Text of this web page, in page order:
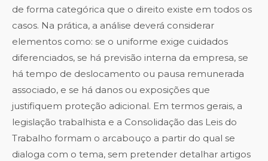
de forma categórica que o direito existe em todos os
casos. Na prática, a análise deverá considerar
elementos como: se o uniforme exige cuidados
diferenciados, se há previsão interna da empresa, se
há tempo de deslocamento ou pausa remunerada
associado, e se há danos ou exposições que
justifiquem proteção adicional. Em termos gerais, a
legislação trabalhista e a Consolidação das Leis do
Trabalho formam o arcabouço a partir do qual se
dialoga com o tema, sem pretender detalhar artigos